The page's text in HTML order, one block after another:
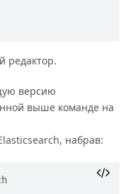
редактор.
версию
выше команде на
набрав: